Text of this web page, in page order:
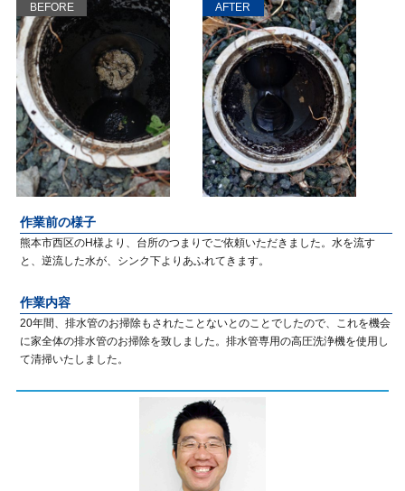
BEFORE AFTER
作業前の様子
熊本市西区のH様より、台所のつまりでご依頼いただきました。水を流す
と、逆流した水が、シンク下よりあふれてきます。
作業内容
20年間、排水管のお掃除もされたことないとのことでしたので、これを機会
に家全体の排水管のお掃除を致しました。排水管専用の高圧洗浄機を使用し
て清掃いたしました。